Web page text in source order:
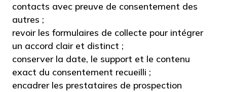
contacts avec preuve de consentement des
autres ;
revoir les formulaires de collecte pour intégrer
un accord clair et distinct ;
conserver la date, le support et le contenu
exact du consentement recueilli ;
encadrer les prestataires de prospection